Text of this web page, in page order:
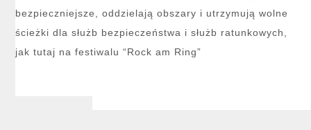
bezpieczniejsze, oddzielają obszary i utrzymują wolne
ścieżki dla służb bezpieczeństwa i służb ratunkowych,
jak tutaj na festiwalu “Rock am Ring”